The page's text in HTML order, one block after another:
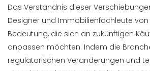
Das Verständnis dieser
Designer und Immobilienfachleute
Bedeutung, die sich an zukünftigen
anpassen möchten. Indem die
regulatorischen Veränderungen und